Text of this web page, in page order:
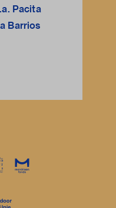
Pacita
Barrios